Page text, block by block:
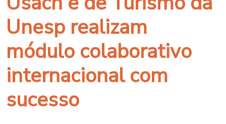
Unesp realizam
módulo colaborativo
internacional com
sucesso